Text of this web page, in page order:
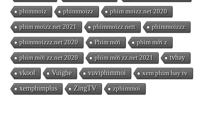
phimmoiz phimmoizz phim moizz.net 2020
phim moizz.net 2021 phimmoizz.nett phimmoizzz
phimmoizzz.net 2020 Phim mới phim mới z
phim mới zz.net 2020 phim mới zz.net 2021 tvhay
vkool Vuighe vuviphimmoi xem phim hay tv
xemphimplus ZingTV zphimmoi